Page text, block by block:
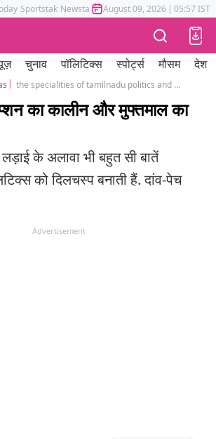
Sportstak Newstak Mumbai Tak Astrotak
August 09, 2026 | 05:57 IST
चुनाव पॉलिटिक्स स्पोर्ट्स मौसम देश
the specialities of tamilnadu politics and history of dravidian political rise
का कालीन और मुफ्तमाल का
लड़ाई के अलावा भी बहुत सी बातें
को दिलचस्प बनाती हैं. दांव-पेच
Advertisement